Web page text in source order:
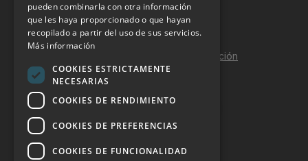
Política de Privacidad
Política de Cookies
Política de calidad y seguridad de la información
Contacto
DOSSIER Y CONTRATACIÓN
pueden combinarla con otra información
que les haya proporcionado o que hayan
recopilado a partir del uso de sus servicios.
Más información
COOKIES ESTRICTAMENTE
NECESARIAS
COOKIES DE RENDIMIENTO
COOKIES DE PREFERENCIAS
COOKIES DE FUNCIONALIDAD